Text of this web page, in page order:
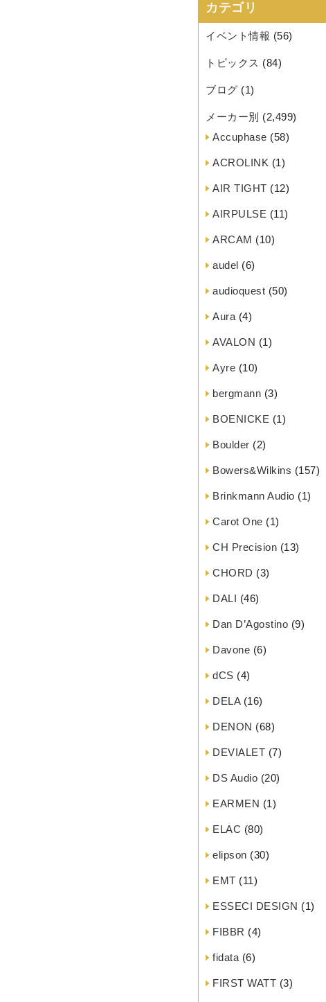
カテゴリ
イベント情報 (56)
トピックス (84)
ブログ (1)
メーカー別 (2,499)
Accuphase (58)
ACROLINK (1)
AIR TIGHT (12)
AIRPULSE (11)
ARCAM (10)
audel (6)
audioquest (50)
Aura (4)
AVALON (1)
Ayre (10)
bergmann (3)
BOENICKE (1)
Boulder (2)
Bowers&Wilkins (157)
Brinkmann Audio (1)
Carot One (1)
CH Precision (13)
CHORD (3)
DALI (46)
Dan D’Agostino (9)
Davone (6)
dCS (4)
DELA(16)
DENON (68)
DEVIALET (7)
DS Audio (20)
EARMEN (1)
ELAC (80)
elipson (30)
EMT (11)
ESSECI DESIGN (1)
FIBBR (4)
fidata (6)
FIRST WATT (3)